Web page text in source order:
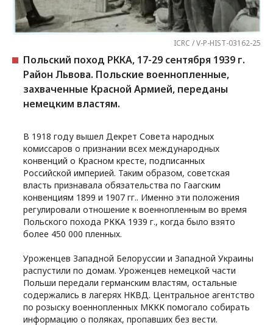
ICRC / V-P-HIST-03162-25
Польский поход РККА, 17-29 сентября 1939 г.
Район Львова. Польские военнопленные,
захваченные Красной Армией, переданы
немецким властям.
В 1918 году вышел Декрет Совета народных
комиссаров о признании всех международных
конвенций о Красном кресте, подписанных
Российской империей. Таким образом, советская
власть признавала обязательства по Гаагским
конвенциям 1899 и 1907 гг.. Именно эти положения
регулировали отношение к военнопленным во время
Польского похода РККА 1939 г., когда было взято
более 450 000 пленных.
Уроженцев Западной Белоруссии и Западной Украины
распустили по домам. Уроженцев немецкой части
Польши передали германским властям, остальные
содержались в лагерях НКВД. Центральное агентство
по розыску военнопленных МККК помогало собирать
информацию о поляках, пропавших без вести.